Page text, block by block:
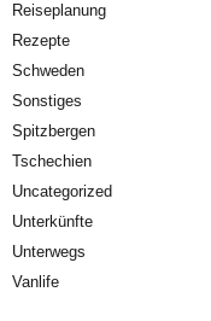
Reiseplanung
Rezepte
Schweden
Sonstiges
Spitzbergen
Tschechien
Uncategorized
Unterkünfte
Unterwegs
Vanlife